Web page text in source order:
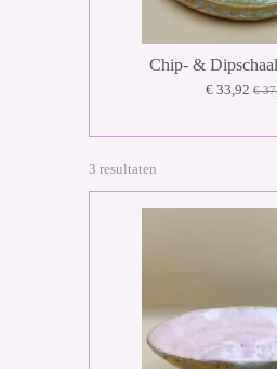
Chip- &
€ 33,92 €
3 resultaten